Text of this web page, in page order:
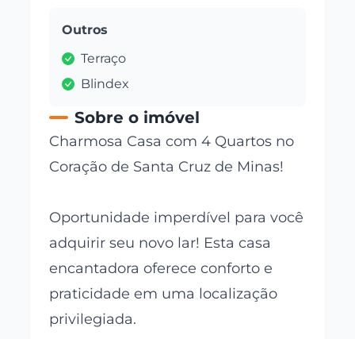
Outros
Terraço
Blindex
Sobre o imóvel
Charmosa Casa com 4 Quartos no
Coração de Santa Cruz de Minas!
Oportunidade imperdível para você
adquirir seu novo lar! Esta casa
encantadora oferece conforto e
praticidade em uma localização
privilegiada.